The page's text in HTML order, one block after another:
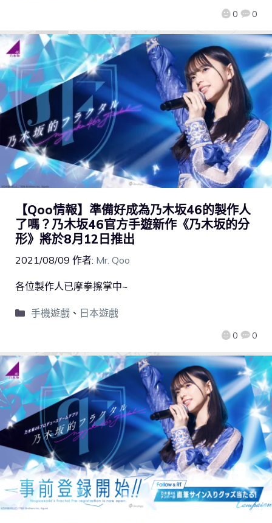
0 0
【Qoo情報】準備好成為乃木坂46的製作人
了嗎？乃木坂46官方手遊新作《乃木坂的分
形》將於8月12日推出
2021/08/09 作者: Mr. Qoo
0 0
各位製作人已摩拳擦掌中~
手機遊戲、 日本遊戲